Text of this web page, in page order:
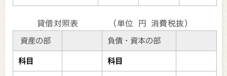
貸借対照表 (単位 円 消費税抜）
資産の部 負債・資本の部
科目 科目